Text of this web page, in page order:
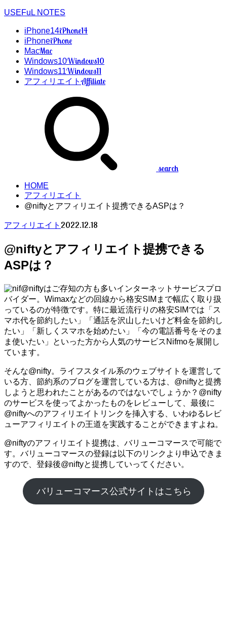
USEFuL NOTES
iPhone14iPhone14
iPhoneiPhone
MacMac
Windows10Windows10
Windows11Windows11
アフィリエイトAffiliate
search
HOME
アフィリエイト
@niftyとアフィリエイト提携できるASPは？
アフィリエイト 2022.12.18
@niftyとアフィリエイト提携できる
ASPは？
@niftyはご存知の方も多いインターネットサービスプロ
バイダー。Wimaxなどの回線から格安SIMまで幅広く取り扱
っているのが特徴です。特に最近流行りの格安SIMでは「ス
マホ代を節約したい」「通話を沢山したいけど料金を節約し
たい」「新しくスマホを始めたい」「今の電話番号をそのま
ま使いたい」といった方から人気のサービスNifmoを展開し
ています。
そんな@nifty。ライフスタイル系のウェブサイトを運営して
いる方、節約系のブログを運営している方は、@niftyと提携
しようと思われたことがあるのではないでしょうか？@nifty
のサービスを使ってよかったものをレビューして、最後に
@niftyへのアフィリエイトリンクを挿入する、いわゆるレビ
ューアフィリエイトの王道を実践することができますよね。
@niftyのアフィリエイト提携は、バリューコマースで可能で
す。バリューコマースの登録は以下のリンクより申込できま
すので、登録後@niftyと提携していってください。
バリューコマース公式サイトはこちら